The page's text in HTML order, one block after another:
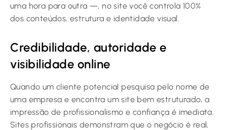
uma hora para outra —, no site você controla 100%
dos conteúdos, estrutura e identidade visual.
Credibilidade, autoridade e
visibilidade online
Quando um cliente potencial pesquisa pelo nome de
uma empresa e encontra um site bem estruturado, a
impressão de profissionalismo e confiança é imediata.
Sites profissionais demonstram que o negócio é real,